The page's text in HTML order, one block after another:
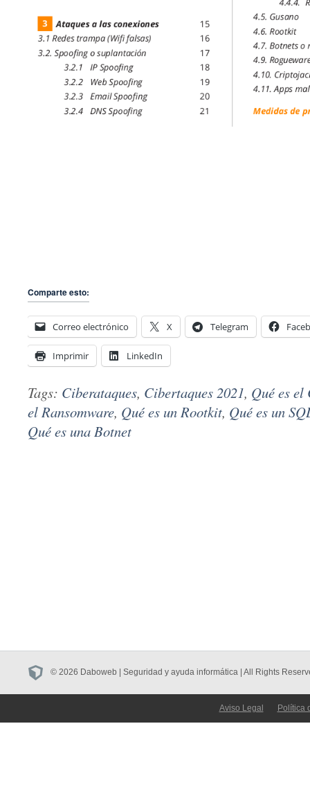
Comparte esto:
Correo electrónico X Telegram
Imprimir LinkedIn
Tags: Ciberataques, Cibertaques 2021, Qué es
el Ransomware, Qué es un Rootkit, Qué es un
Qué es una Botnet
© 2026 Daboweb | Seguridad y ayuda informática | All Rights
Aviso Legal Política